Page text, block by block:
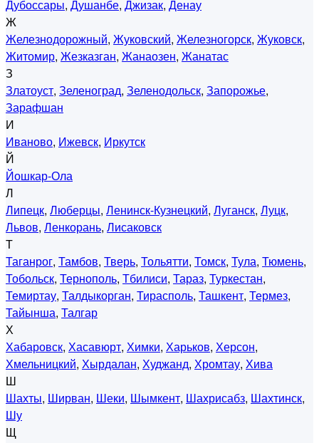
Дубоссары, Душанбе, Джизак, Денау
Ж
Железнодорожный, Жуковский, Железногорск, Жуковск,
Житомир, Жезказган, Жанаозен, Жанатас
З
Златоуст, Зеленоград, Зеленодольск, Запорожье,
Зарафшан
И
Иваново, Ижевск, Иркутск
Й
Йошкар-Ола
Л
Липецк, Люберцы, Ленинск-Кузнецкий, Луганск, Луцк,
Львов, Ленкорань, Лисаковск
Т
Таганрог, Тамбов, Тверь, Тольятти, Томск, Тула, Тюмень,
Тобольск, Тернополь, Тбилиси, Тараз, Туркестан,
Темиртау, Талдыкорган, Тирасполь, Ташкент, Термез,
Тайынша, Талгар
Х
Хабаровск, Хасавюрт, Химки, Харьков, Херсон,
Хмельницкий, Хырдалан, Худжанд, Хромтау, Хива
Ш
Шахты, Ширван, Шеки, Шымкент, Шахрисабз, Шахтинск,
Шу
Щ